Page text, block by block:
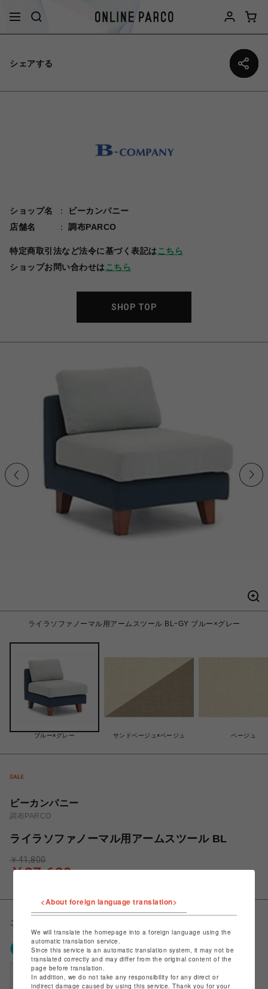
ライラソファノーマル用アームスツール BLｰGY ブルー×グレー
ブルー×グレー サンドベージュ×ベージュ ベージュ
ビーカンパニー
調布PARCO
ライラソファノーマル用アームスツール BL
￥37,620
￥41,800
こちらの色は受注生産により90日間のリードタイムをいただきます。
ポケパル払いで 0〜0 ポイント
（1P=1円）※キャンペーン分除く
会員登録後、ポケパル払い初回登録&利用で
最大1,500円分ポイント進呈
シェアする
ショップ名
ビーカンパニー
店舗名
調布PARCO
特定商取引法など法令に基づく表記はこちら
ショップお問い合わせはこちら
SHOP TOP
<About foreign language translation>
We will translate the homepage into a foreign language using the
automatic translation service.
Since this service is an automatic translation system, it may not be
translated correctly and may differ from the original content of the
page before translation.
In addition, we do not take any responsibility for any direct or
indirect damage caused by using this service. Thank you for your